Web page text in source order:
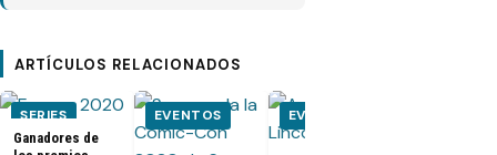
ARTÍCULOS RELACIONADOS
SERIES
Ganadores de
EVENTOS EVENTOS